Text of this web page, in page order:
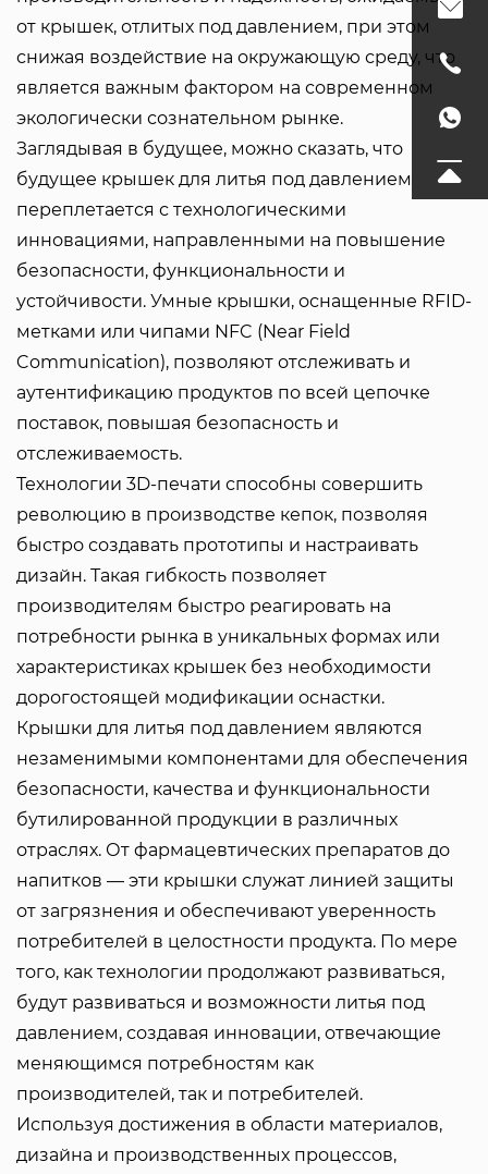
от крышек, отлитых под давлением, при этом
снижая воздействие на окружающую среду, что
является важным фактором на современном
экологически сознательном рынке.
Заглядывая в будущее, можно сказать, что
будущее крышек для литья под давлением
переплетается с технологическими
инновациями, направленными на повышение
безопасности, функциональности и
устойчивости. Умные крышки, оснащенные RFID-
метками или чипами NFC (Near Field
Communication), позволяют отслеживать и
аутентификацию продуктов по всей цепочке
поставок, повышая безопасность и
отслеживаемость.
Технологии 3D-печати способны совершить
революцию в производстве кепок, позволяя
быстро создавать прототипы и настраивать
дизайн. Такая гибкость позволяет
производителям быстро реагировать на
потребности рынка в уникальных формах или
характеристиках крышек без необходимости
дорогостоящей модификации оснастки.
Крышки для литья под давлением являются
незаменимыми компонентами для обеспечения
безопасности, качества и функциональности
бутилированной продукции в различных
отраслях. От фармацевтических препаратов до
напитков — эти крышки служат линией защиты
от загрязнения и обеспечивают уверенность
потребителей в целостности продукта. По мере
того, как технологии продолжают развиваться,
будут развиваться и возможности литья под
давлением, создавая инновации, отвечающие
меняющимся потребностям как
производителей, так и потребителей.
Используя достижения в области материалов,
дизайна и производственных процессов,